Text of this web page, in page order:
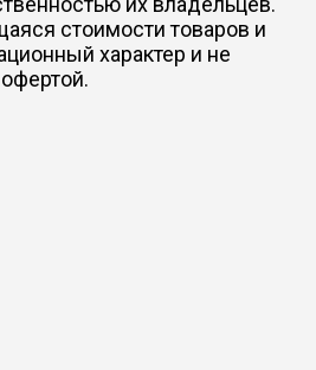
стоимости товаров и
характер и не